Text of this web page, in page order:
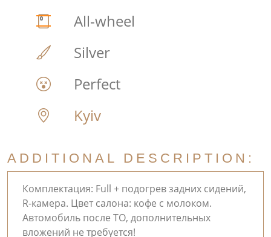
All-wheel
Silver
Perfect
Kyiv
ADDITIONAL DESCRIPTION:
Комплектация: Full + подогрев задних сидений,
R-камера. Цвет салона: кофе с молоком.
Автомобиль после ТО, дополнительных
вложений не требуется!